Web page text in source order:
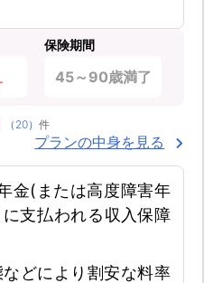
保険期間
45～90歳満了
（ 20） 件
プランの中身を見る
金(または高度障害年
支払われる収入保障
どにより割安な料率